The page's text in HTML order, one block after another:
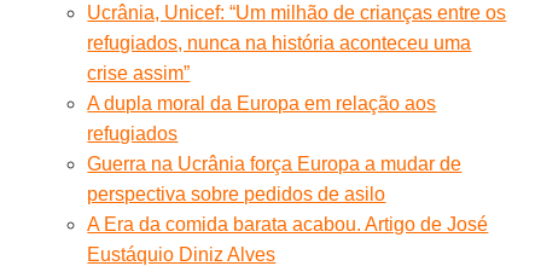
Ucrânia, Unicef: “Um milhão de crianças entre os
refugiados, nunca na história aconteceu uma
crise assim”
A dupla moral da Europa em relação aos
refugiados
Guerra na Ucrânia força Europa a mudar de
perspectiva sobre pedidos de asilo
A Era da comida barata acabou. Artigo de José
Eustáquio Diniz Alves